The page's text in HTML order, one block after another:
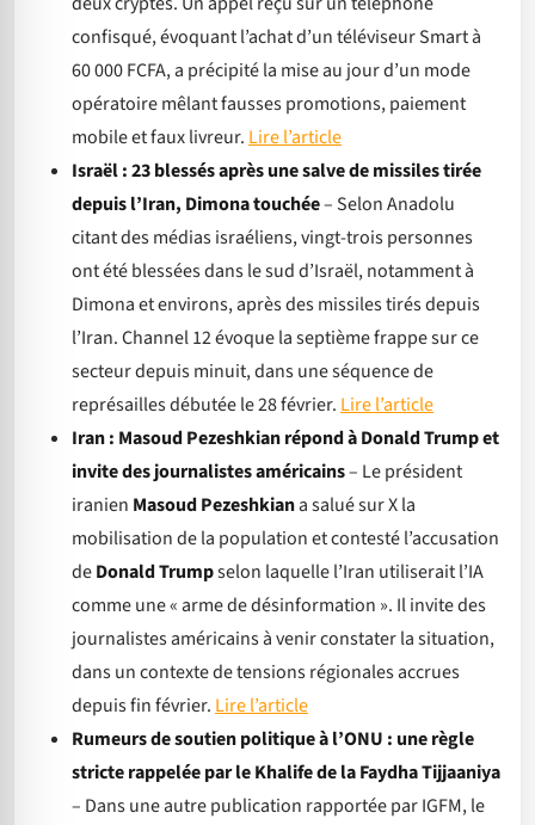
confisqué, évoquant l’achat d’un téléviseur Smart à
60 000 FCFA, a précipité la mise au jour d’un mode
opératoire mêlant fausses promotions, paiement
mobile et faux livreur. Lire l’article
Israël : 23 blessés après une salve de missiles tirée
depuis l’Iran, Dimona touchée– Selon Anadolu
citant des médias israéliens, vingt-trois personnes
ont été blessées dans le sud d’Israël, notamment à
Dimona et environs, après des missiles tirés depuis
l’Iran. Channel 12 évoque la septième frappe sur ce
secteur depuis minuit, dans une séquence de
représailles débutée le 28 février. Lire l’article
Iran : Masoud Pezeshkian répond à Donald Trump et
invite des journalistes américains– Le président
iranien Masoud Pezeshkiana salué sur X la
mobilisation de la population et contesté l’accusation
deDonald Trumpselon laquelle l’Iran utiliserait l’IA
comme une « arme de désinformation ». Il invite des
journalistes américains à venir constater la situation,
dans un contexte de tensions régionales accrues
depuis fin février. Lire l’article
Rumeurs de soutien politique à l’ONU : une règle
stricte rappelée par le Khalife de la Faydha Tijjaaniya
– Dans une autre publication rapportée par IGFM, le